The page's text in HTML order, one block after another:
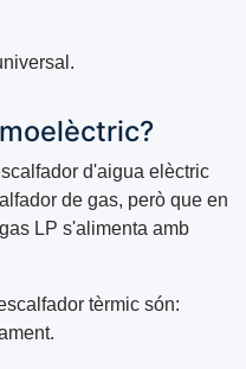
d'aigua elèctric
de gas, però que en
LP s'alimenta amb
tèrmic són: